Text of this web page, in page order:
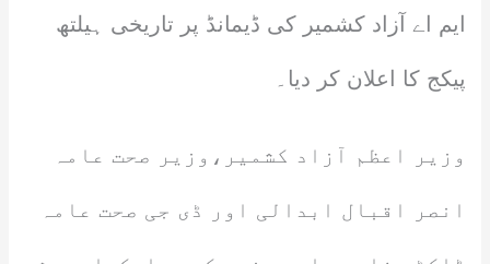
ایم اے آزاد کشمیر کی ڈیمانڈ پر تاریخی ہیلتھ
پیکج کا اعلان کر دیا۔
وزیر اعظم آزاد کشمیر،وزیر صحت عامہ
انصر اقبال ابدالی اور ڈی جی صحت عامہ